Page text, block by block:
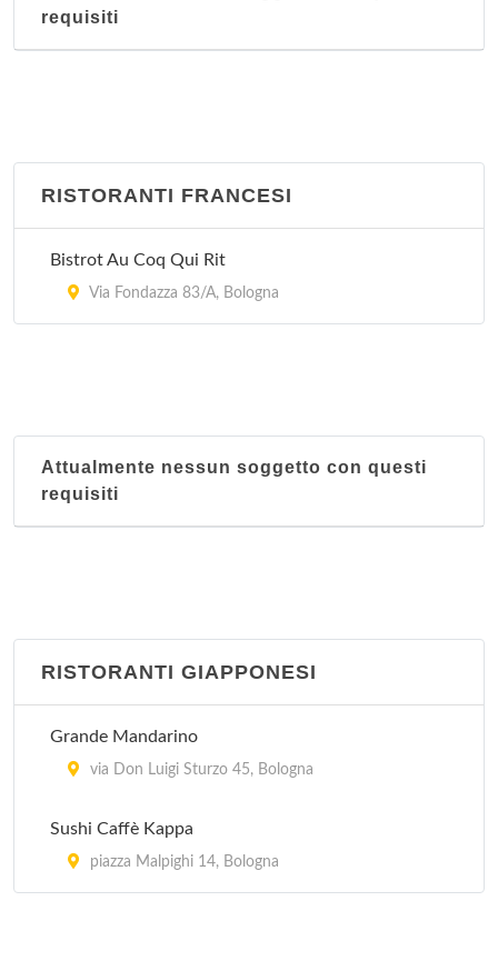
requisiti
RISTORANTI FRANCESI
Bistrot Au Coq Qui Rit
Via Fondazza 83/A, Bologna
Attualmente nessun soggetto con questi
requisiti
RISTORANTI GIAPPONESI
Grande Mandarino
via Don Luigi Sturzo 45, Bologna
Sushi Caffè Kappa
piazza Malpighi 14, Bologna